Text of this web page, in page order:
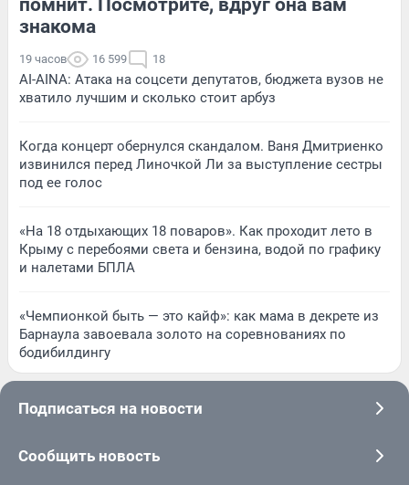
знакома
19 часов 16 599 18
AI-AINA: Атака на соцсети депутатов, бюджета вузов не
хватило лучшим и сколько стоит арбуз
Когда концерт обернулся скандалом. Ваня Дмитриенко
извинился перед Линочкой Ли за выступление сестры
под ее голос
«На 18 отдыхающих 18 поваров». Как проходит лето в
Крыму с перебоями света и бензина, водой по графику
и налетами БПЛА
«Чемпионкой быть — это кайф»: как мама в декрете из
Барнаула завоевала золото на соревнованиях по
бодибилдингу
Подписаться на новости
Сообщить новость